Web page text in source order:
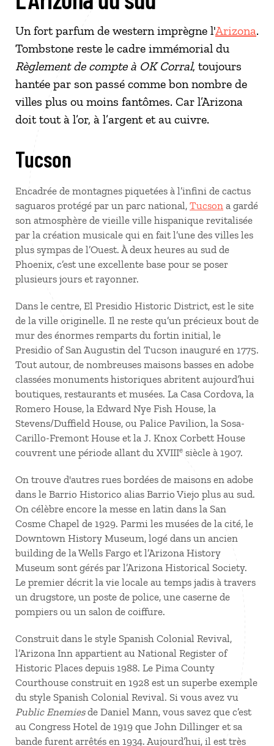
Un fort parfum de western imprègne l'Arizona.
Tombstone reste le cadre immémorial du
Règlement de compte à OK Corral, toujours
hantée par son passé comme bon nombre de
villes plus ou moins fantômes. Car l’Arizona
doit tout à l’or, à l’argent et au cuivre.
Tucson
Encadrée de montagnes piquetées à l’infini de cactus
saguaros protégé par un parc national, Tucson a gardé
son atmosphère de vieille ville hispanique revitalisée
par la création musicale qui en fait l’une des villes les
plus sympas de l’Ouest. À deux heures au sud de
Phoenix, c’est une excellente base pour se poser
plusieurs jours et rayonner.
Dans le centre, El Presidio Historic District, est le site
de la ville originelle. Il ne reste qu’un précieux bout de
mur des énormes remparts du fortin initial, le
Presidio of San Augustin del Tucson inauguré en 1775.
Tout autour, de nombreuses maisons basses en adobe
classées monuments historiques abritent aujourd’hui
boutiques, restaurants et musées. La Casa Cordova, la
Romero House, la Edward Nye Fish House, la
Stevens/Duffield House, ou Palice Pavilion, la Sosa-
Carillo-Fremont House et la J. Knox Corbett House
couvrent une période allant du XVIIIe siècle à 1907.
On trouve d'autres rues bordées de maisons en adobe
dans le Barrio Historico alias Barrio Viejo plus au sud.
On célèbre encore la messe en latin dans la San
Cosme Chapel de 1929. Parmi les musées de la cité, le
Downtown History Museum, logé dans un ancien
building de la Wells Fargo et l’Arizona History
Museum sont gérés par l’Arizona Historical Society.
Le premier décrit la vie locale au temps jadis à travers
un drugstore, un poste de police, une caserne de
pompiers ou un salon de coiffure.
Construit dans le style Spanish Colonial Revival,
l’Arizona Inn appartient au National Register of
Historic Places depuis 1988. Le Pima County
Courthouse construit en 1928 est un superbe exemple
du style Spanish Colonial Revival. Si vous avez vu
Public Enemiesde Daniel Mann, vous savez que c’est
au Congress Hotel de 1919 que John Dillinger et sa
bande furent arrêtés en 1934. Aujourd’hui, il est très